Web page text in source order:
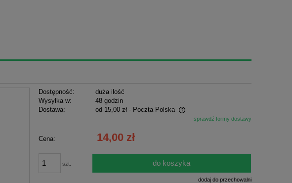
Dostępność:
duża ilość
Wysyłka w:
48 godzin
Dostawa:
od 15,00 zł - Poczta Polska
Cena nie zawiera ewentualnych kosztów
płatności
sprawdź formy dostawy
Cena: 14,00 zł
szt. do koszyka
dodaj do przechowalni